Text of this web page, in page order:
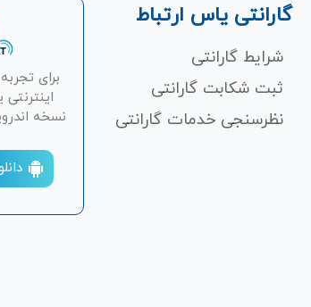
گارانتی یاس ارتباط
شرایط گارانتی
ثبت شکابت‌ گارانتی
نظرسنجی خدمات گارانتی
برای
نسخه